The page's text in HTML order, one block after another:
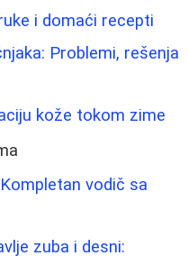
i domaći recepti
Problemi, rešenja
kože tokom zime
vodič sa
zuba i desni: